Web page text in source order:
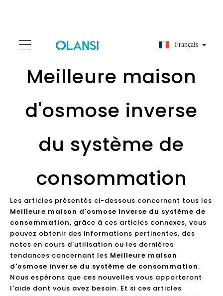
Français
Meilleure maison
d'osmose inverse
du système de
consommation
Les articles présentés ci-dessous concernent tous les
Meilleure maison d'osmose inverse du système de
consommation, grâce à ces articles connexes, vous
pouvez obtenir des informations pertinentes, des
notes en cours d'utilisation ou les dernières
tendances concernant les Meilleure maison
d'osmose inverse du système de consommation.
Nous espérons que ces nouvelles vous apporteront
l'aide dont vous avez besoin. Et si ces articles